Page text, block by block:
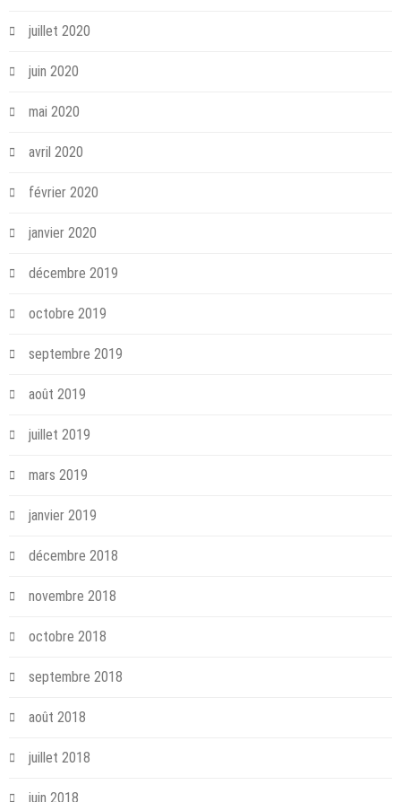
juillet 2020
juin 2020
mai 2020
avril 2020
février 2020
janvier 2020
décembre 2019
octobre 2019
septembre 2019
août 2019
juillet 2019
mars 2019
janvier 2019
décembre 2018
novembre 2018
octobre 2018
septembre 2018
août 2018
juillet 2018
juin 2018